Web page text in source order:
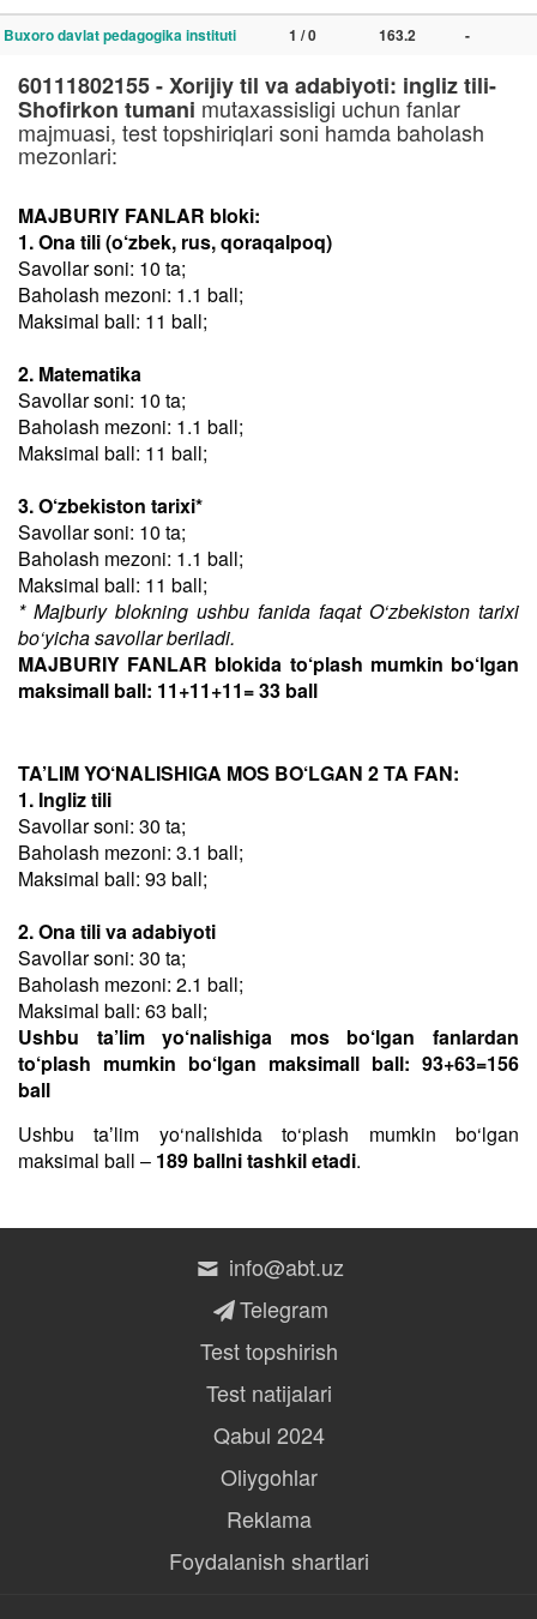
Buxoro davlat pedagogika instituti 1 / 0 163.2 -
60111802155 - Xorijiy til va adabiyoti: ingliz tili-
Shofirkon tumani mutaxassisligi uchun fanlar
majmuasi, test topshiriqlari soni hamda baholash
mezonlari:
MAJBURIY FANLAR bloki:
1. Ona tili (o‘zbek, rus, qoraqalpoq)
Savollar soni: 10 ta;
Baholash mezoni: 1.1 ball;
Maksimal ball: 11 ball;
2. Matematika
Savollar soni: 10 ta;
Baholash mezoni: 1.1 ball;
Maksimal ball: 11 ball;
3. O‘zbekiston tarixi*
Savollar soni: 10 ta;
Baholash mezoni: 1.1 ball;
Maksimal ball: 11 ball;
* Majburiy blokning ushbu fanida faqat O‘zbekiston tarixi
bo‘yicha savollar beriladi.
MAJBURIY FANLAR blokida to‘plash mumkin bo‘lgan
maksimall ball: 11+11+11= 33 ball
TA’LIM YO‘NALISHIGA MOS BO‘LGAN 2 TA FAN:
1. Ingliz tili
Savollar soni: 30 ta;
Baholash mezoni: 3.1 ball;
Maksimal ball: 93 ball;
2. Ona tili va adabiyoti
Savollar soni: 30 ta;
Baholash mezoni: 2.1 ball;
Maksimal ball: 63 ball;
Ushbu ta’lim yo‘nalishiga mos bo‘lgan fanlardan
to‘plash mumkin bo‘lgan maksimall ball: 93+63=156
ball
Ushbu taʼlim yo‘nalishida to‘plash mumkin bo‘lgan
maksimal ball – 189 ballni tashkil etadi.
info@abt.uz
Telegram
Test topshirish
Test natijalari
Qabul 2024
Oliygohlar
Reklama
Foydalanish shartlari